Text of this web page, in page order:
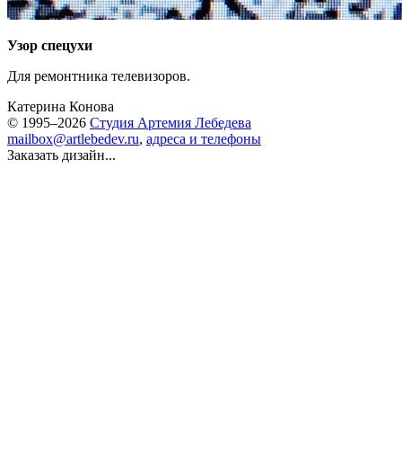
Узор спецухи
Для ремонтника телевизоров.
Катерина Конова
© 1995–2026 Студия Артемия Лебедева
mailbox@artlebedev.ru, адреса и телефоны
Заказать дизайн...